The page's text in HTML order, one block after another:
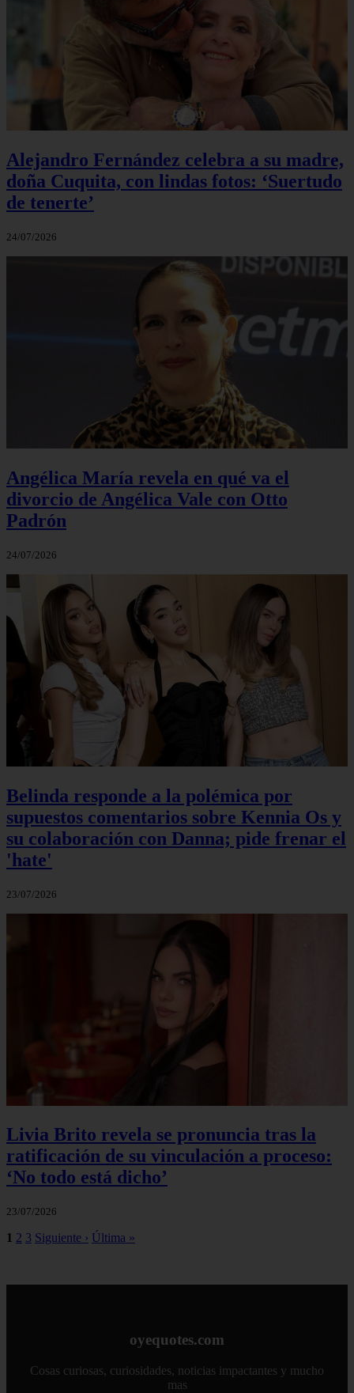
Alejandro Fernández celebra a su madre,
doña Cuquita, con lindas fotos: ‘Suertudo
de tenerte’
24/07/2026
Angélica María revela en qué va el
divorcio de Angélica Vale con Otto
Padrón
24/07/2026
Belinda responde a la polémica por
supuestos comentarios sobre Kennia Os y
su colaboración con Danna; pide frenar el
'hate'
23/07/2026
Livia Brito revela se pronuncia tras la
ratificación de su vinculación a proceso:
‘No todo está dicho’
23/07/2026
1 2 3 Siguiente › Última »
oyequotes.com
Cosas curiosas, curiosidades, noticias impactantes y mucho
mas